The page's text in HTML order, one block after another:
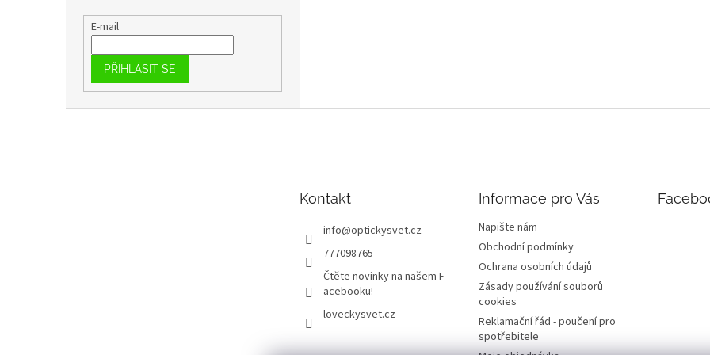
E-mail
PŘIHLÁSIT SE
Kontakt
info@optickysvet.cz
777098765
Čtěte novinky na našem F
acebooku!
loveckysvet.cz
Informace pro Vás
Napište nám
Obchodní podmínky
Ochrana osobních údajů
Zásady používání souborů
cookies
Reklamační řád - poučení pro
spotřebitele